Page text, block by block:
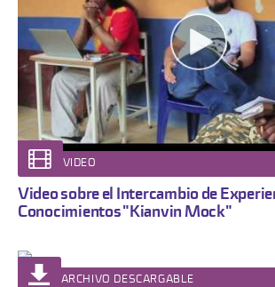
VIDEO
Video sobre el Intercambio de
Conocimientos "Kianvin Mock"
ARCHIVO DESCARGABLE